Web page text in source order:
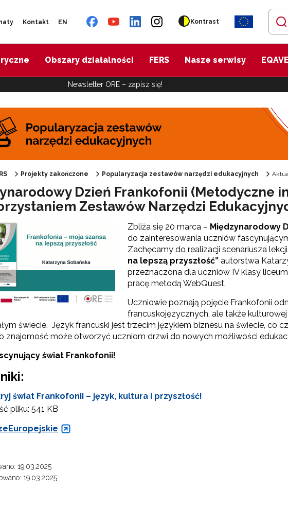
Kontakt EN Kontrast
Obszary działalności FERS Nasze serwisy
Newsletter ORE – zapisz się!
zestawów narzędzi edukacyjnych"
wsparcia"
Projekty zakończone Popularyzacja zestawów narzędzi edukacyjnych
Dzień Frankofonii (Metodyczne
Zestawów Narzędzi
Zbliża się 20 marca – Międzynarodowy
do zainteresowania uczniów
Zachęcamy do realizacji scenariusza lekcji
na lepszą przyszłość” autorstwa
przeznaczona dla uczniów IV klasy
pracę metodą WebQuest.
Uczniowie poznają pojęcie Frankofonii
francuskojęzycznych, ale także
świecie. Język francuski jest trzecim językiem biznesu na świecie, co
znajomość może otworzyć uczniom drzwi do nowych możliwości
świat Frankofonii!
świat Frankofonii – język, kultura i przyszłość!
pliku: 541 KB
19.03.2025
19.03.2025ORE